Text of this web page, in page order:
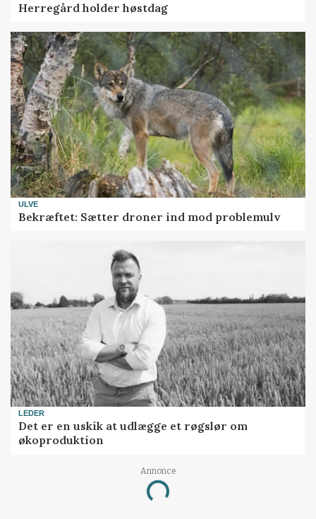
Herregård holder høstdag
ULVE
Bekræftet: Sætter droner ind mod problemulv
LEDER
Det er en uskik at udlægge et røgslør om
økoproduktion
Annonce
Loading...